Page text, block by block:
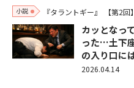
小説 『タラントギー』 【第2回】
カッとなっ
った…土下
の入り口に
2026.04.14